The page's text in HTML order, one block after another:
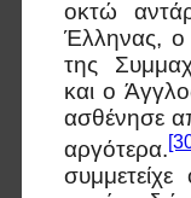
οκτώ
Έλληνας, ο
της
και ο
ασθένησε
αργότερα.